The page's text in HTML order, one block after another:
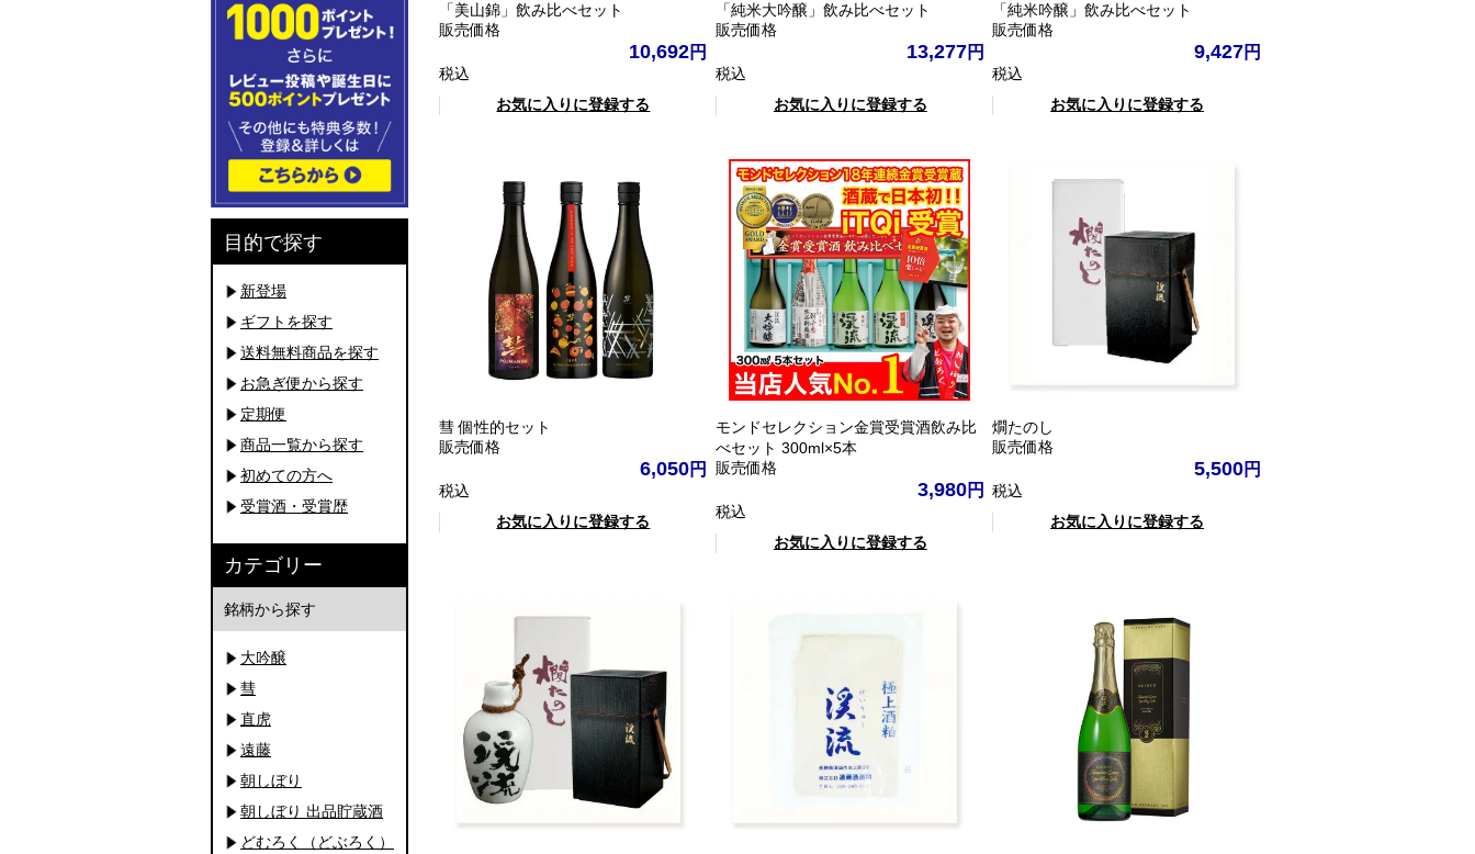
目的で探す
新登場
ギフトを探す
送料無料商品を探す
お急ぎ便から探す
定期便
商品一覧から探す
初めての方へ
受賞酒・受賞歴
カテゴリー
銘柄から探す
大吟醸
彗
直虎
遠藤
朝しぼり
朝しぼり 出品貯蔵酒
どむろく（どぶろく）
「美山錦」飲み比べセット
販売価格
10,692
税込
お気に入りに登録する
「純米大吟醸」飲み比べセット
販売価格
13,277
税込
お気に入りに登録する
「純米吟醸」飲み比べセット
販売価格
9,427
税込
お気に入りに登録する
彗 個性的セット
販売価格
6,050
税込
お気に入りに登録する
モンドセレクション金賞受賞酒飲み比
べセット 300ml×5本
販売価格
3,980
税込
お気に入りに登録する
燗たのし
販売価格
5,500
税込
お気に入りに登録する